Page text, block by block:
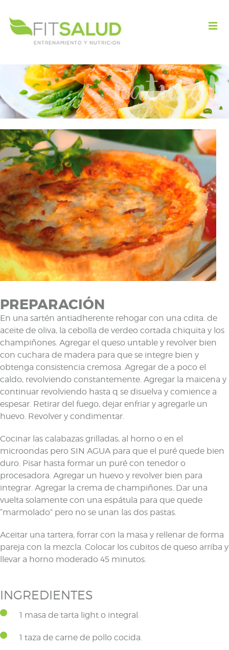
PREPARACIÓN
En una sartén antiadherente rehogar con una cdita. de
aceite de oliva, la cebolla de verdeo cortada chiquita y los
champiñones. Agregar el queso untable y revolver bien
con cuchara de madera para que se integre bien y
obtenga consistencia cremosa. Agregar de a poco el
caldo, revolviendo constantemente. Agregar la maicena y
continuar revolviendo hasta q se disuelva y comience a
espesar. Retirar del fuego, dejar enfriar y agregarle un
huevo. Revolver y condimentar.
Cocinar las calabazas grilladas, al horno o en el
microondas pero SIN AGUA para que el puré quede bien
duro. Pisar hasta formar un puré con tenedor o
procesadora. Agregar un huevo y revolver bien para
integrar. Agregar la crema de champiñones. Dar una
vuelta solamente con una espátula para que quede
“marmolado” pero no se unan las dos pastas.
Aceitar una tartera, forrar con la masa y rellenar de forma
pareja con la mezcla. Colocar los cubitos de queso arriba y
llevar a horno moderado 45 minutos.
INGREDIENTES
1 masa de tarta light o integral.
1 taza de carne de pollo cocida.